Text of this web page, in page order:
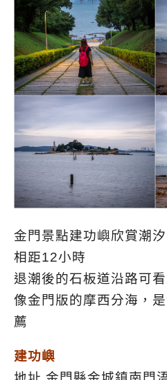
金門景點建功嶼欣賞潮
相距12小時
退潮後的石板道沿路可
像金門版的摩西分海，
薦
建功嶼